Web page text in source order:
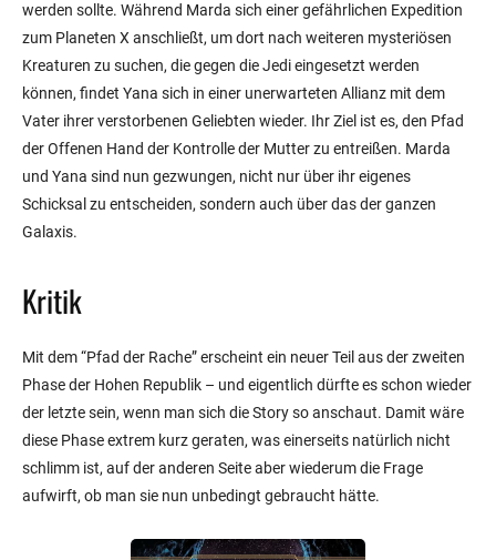
werden sollte. Während Marda sich einer gefährlichen Expedition
zum Planeten X anschließt, um dort nach weiteren mysteriösen
Kreaturen zu suchen, die gegen die Jedi eingesetzt werden
können, findet Yana sich in einer unerwarteten Allianz mit dem
Vater ihrer verstorbenen Geliebten wieder. Ihr Ziel ist es, den Pfad
der Offenen Hand der Kontrolle der Mutter zu entreißen. Marda
und Yana sind nun gezwungen, nicht nur über ihr eigenes
Schicksal zu entscheiden, sondern auch über das der ganzen
Galaxis.
Kritik
Mit dem “Pfad der Rache” erscheint ein neuer Teil aus der zweiten
Phase der Hohen Republik – und eigentlich dürfte es schon wieder
der letzte sein, wenn man sich die Story so anschaut. Damit wäre
diese Phase extrem kurz geraten, was einerseits natürlich nicht
schlimm ist, auf der anderen Seite aber wiederum die Frage
aufwirft, ob man sie nun unbedingt gebraucht hätte.